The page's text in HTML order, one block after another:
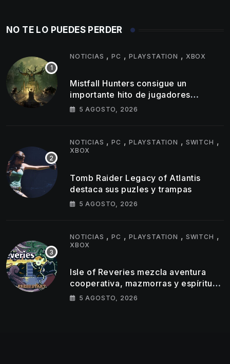
NO TE LO PUEDES PERDER
NOTICIAS ,PC ,PLAYSTATION , XBOX
Mistfall Hunters consigue un
importante hito de jugadores
simultáneos
5 AGOSTO, 2026
NOTICIAS ,PC ,PLAYSTATION , SWITCH ,
XBOX
Tomb Raider Legacy of Atlantis
destaca sus puzles y trampas
5 AGOSTO, 2026
NOTICIAS ,PC ,PLAYSTATION , SWITCH ,
XBOX
Isle of Reveries mezcla aventura
cooperativa, mazmorras y espíritu
clásico de Zelda
5 AGOSTO, 2026